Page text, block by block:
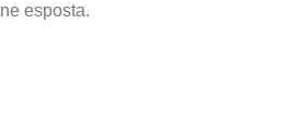
esposta.